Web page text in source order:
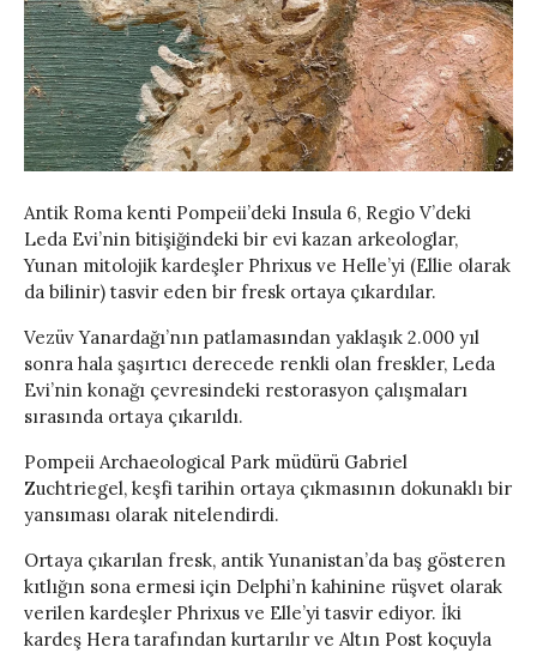
Antik Roma kenti Pompeii’deki Insula 6, Regio V’deki
Leda Evi’nin bitişiğindeki bir evi kazan arkeologlar,
Yunan mitolojik kardeşler Phrixus ve Helle’yi (Ellie olarak
da bilinir) tasvir eden bir fresk ortaya çıkardılar.
Vezüv Yanardağı’nın patlamasından yaklaşık 2.000 yıl
sonra hala şaşırtıcı derecede renkli olan freskler, Leda
Evi’nin konağı çevresindeki restorasyon çalışmaları
sırasında ortaya çıkarıldı.
Pompeii Archaeological Park müdürü Gabriel
Zuchtriegel, keşfi tarihin ortaya çıkmasının dokunaklı bir
yansıması olarak nitelendirdi.
Ortaya çıkarılan fresk, antik Yunanistan’da baş gösteren
kıtlığın sona ermesi için Delphi’n kahinine rüşvet olarak
verilen kardeşler Phrixus ve Elle’yi tasvir ediyor. İki
kardeş Hera tarafından kurtarılır ve Altın Post koçuyla